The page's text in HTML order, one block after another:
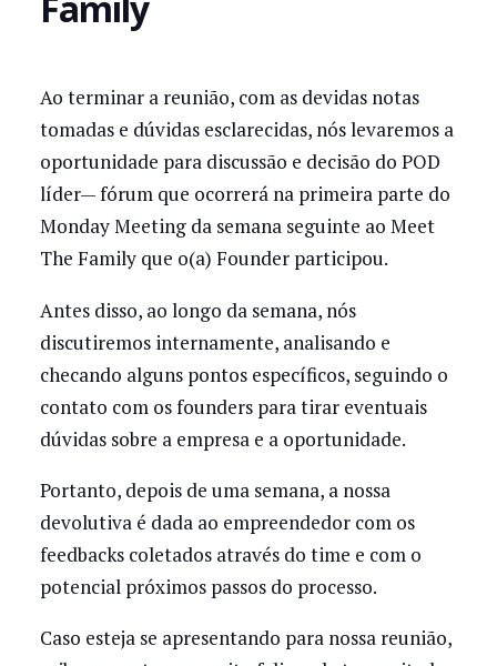
Ao terminar a reunião, com as devidas notas
tomadas e dúvidas esclarecidas, nós levaremos a
oportunidade para discussão e decisão do POD
líder— fórum que ocorrerá na primeira parte do
Monday Meeting da semana seguinte ao Meet
The Family que o(a) Founder participou.
Antes disso, ao longo da semana, nós
discutiremos internamente, analisando e
checando alguns pontos específicos, seguindo o
contato com os founders para tirar eventuais
dúvidas sobre a empresa e a oportunidade.
Portanto, depois de uma semana, a nossa
devolutiva é dada ao empreendedor com os
feedbacks coletados através do time e com o
potencial próximos passos do processo.
Caso esteja se apresentando para nossa reunião,